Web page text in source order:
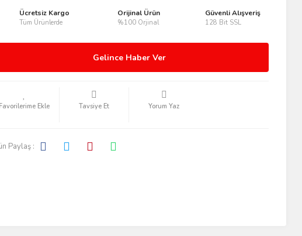
Ücretsiz Kargo
Tüm Ürünlerde
Orijinal Ürün
%100 Orjinal
Güvenli Alışveriş
128 Bit SSL
Gelince Haber Ver
Tavsiye Et Yorum Yaz
Paylaş :